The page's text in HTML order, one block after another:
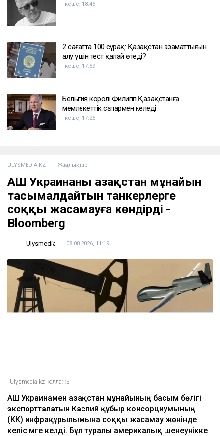
кеше, 18:45
2 сағатта 100 сұрақ: Қазақстан азаматтығын
алу үшін тест қалай өтеді?
кеше, 17:59
Бельгия королі Филипп Қазақстанға
мемлекеттік сапармен келеді
кеше, 17:25
ULYSMEDIA.KZ Жаңалықтар
АҚШ Украинаны Қазақстан мұнайын
тасымалдайтын танкерлерге
соққы жасамауға көндірді -
Bloomberg
Ulysmedia 08.08.2026, 11:19
Ulysmedia.kz коллажы
АҚШ Украинамен Қазақстан мұнайының басым бөлігі
экспортталатын Каспий құбыр консорциумының
(КҚК) инфрақұрылымына соққы жасамау жөнінде
келісімге келді. Бұл туралы америкалық шенеунікке